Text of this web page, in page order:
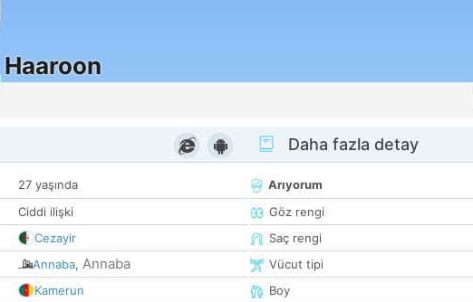
Haaroon
27 yaşında
Ciddi ilişki
Cezayir
Annaba, Annaba
Kamerun
Daha fazla detay
Arıyorum
Göz rengi
Saç rengi
Vücut tipi
Boy